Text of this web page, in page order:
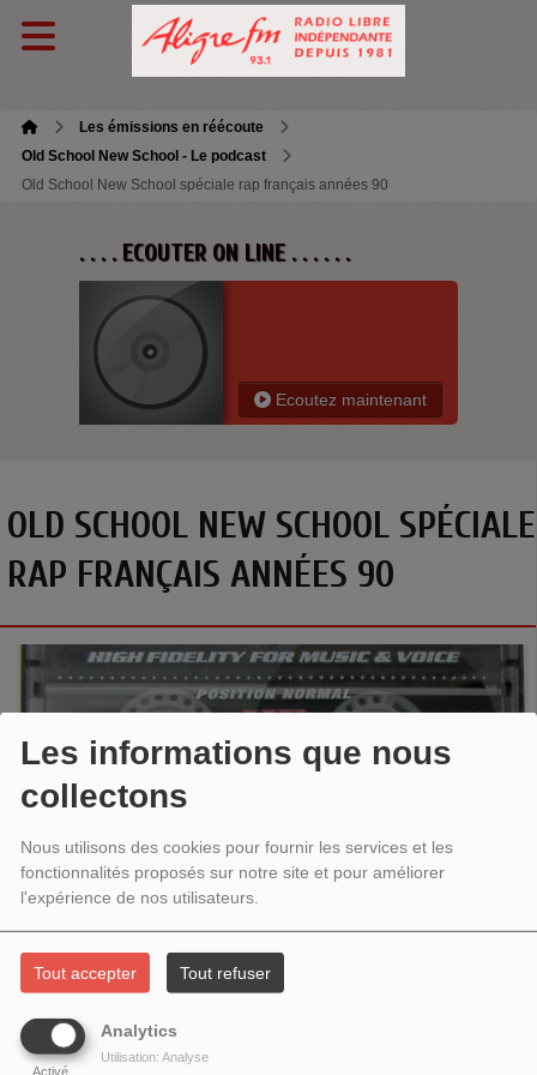
Les informations que nous
collectons
Nous utilisons des cookies pour fournir les services et les
fonctionnalités proposés sur notre site et pour améliorer
l'expérience de nos utilisateurs.
Tout accepter Tout refuser
Analytics
Activé
Utilisation: Analyse
Les émissions en réécoute
Old School New School - Le podcast
Old School New School spéciale rap français années 90
. . . . ECOUTER ON LINE . . . . . .
Ecoutez maintenant
OLD SCHOOL NEW SCHOOL SPÉCIALE
RAP FRANÇAIS ANNÉES 90
PLAYLIST RAP FRANÇAIS ANNÉES 90.
113 X Rocé X Rodriguez - La vérité blesse
113 - Aperispliff
ATK featuring Zoxea - Attaque A Mic Armé